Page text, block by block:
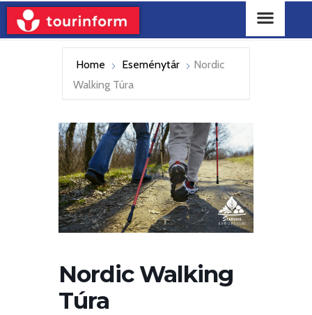
Home Eseménytár
Nordic
Walking Túra
Nordic Walking
Túra